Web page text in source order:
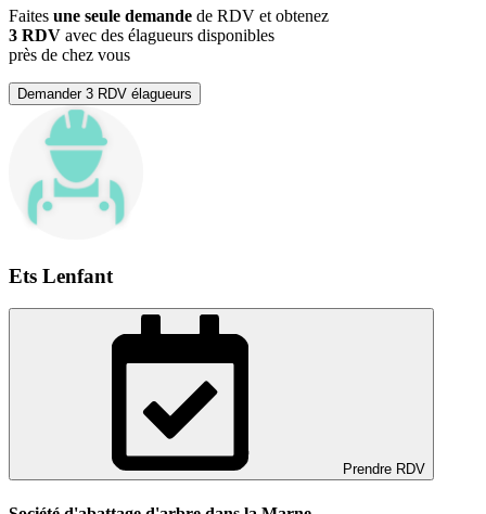
Faites une seule demande de RDV et obtenez
3 RDV avec des élagueurs disponibles
près de chez vous
Demander 3 RDV élagueurs
Ets Lenfant
Prendre RDV